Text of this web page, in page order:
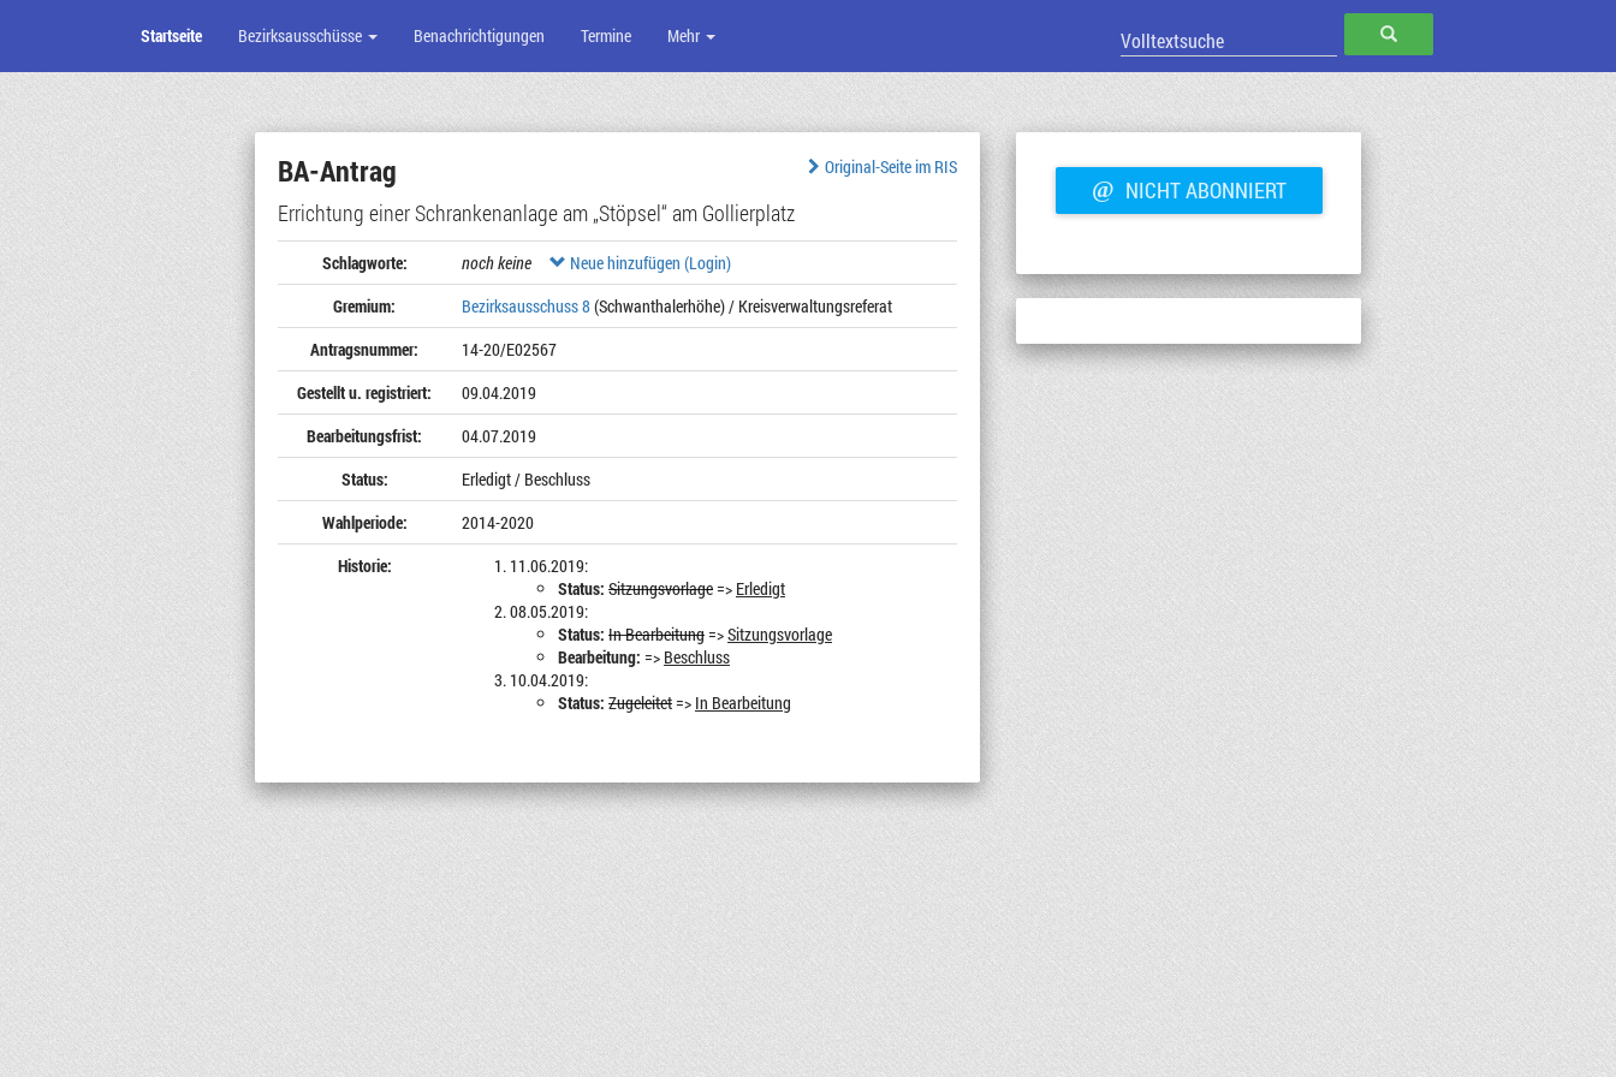
Zum
Seiteninhalt
SUCHEN
Startseite Bezirksausschüsse Benachrichtigungen Termine Mehr
Original-Seite im RIS
BA-Antrag
Errichtung einer Schrankenanlage am „Stöpsel“ am Gollierplatz
Schlagworte: noch keine
Neue hinzufügen (Login)
Gremium:
Bezirksausschuss 8(Schwanthalerhöhe) / Kreisverwaltungsreferat
Antragsnummer:
14-20/E02567
Gestellt u. registriert:
09.04.2019
Bearbeitungsfrist:
04.07.2019
Status:
Erledigt / Beschluss
Wahlperiode:
2014-2020
Historie:
11.06.2019:
Status: Sitzungsvorlage=> Erledigt
08.05.2019:
Status: In Bearbeitung=>Sitzungsvorlage
Bearbeitung: => Beschluss
10.04.2019:
Status: Zugeleitet=> In Bearbeitung
@ NICHT ABONNIERT